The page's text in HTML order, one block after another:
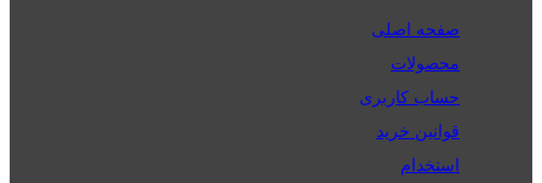
صفحه اصلی
محصولات
حساب کاربری
قوانین خرید
استخدام